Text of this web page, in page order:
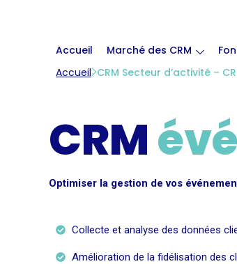
Accueil Marché des CRM
Accueil CRM Secteur d’activité –
CRM
Optimiser la gestion de vos
Collecte et analyse des données
Amélioration de la fidélisation des